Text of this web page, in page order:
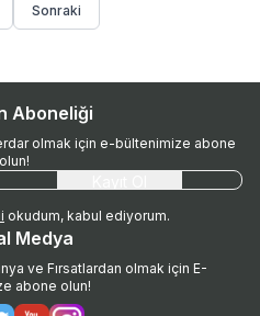
Sonraki
Aboneliği
olmak için e-bültenimize abone
olun!
okudum, kabul ediyorum.
Medya
ve Fırsatlardan olmak için E-
abone olun!